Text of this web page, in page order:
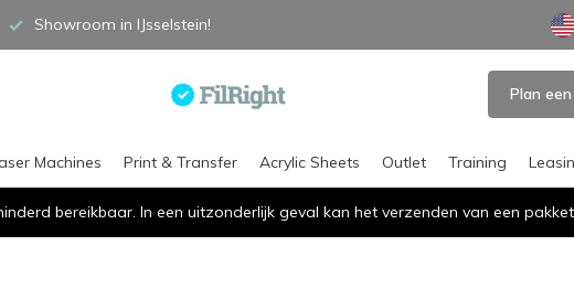
Showroom in IJsselstein!
Plan
Machines Print & Transfer Acrylic Sheets Outlet Training
bereikbaar. In een uitzonderlijk geval kan het verzenden van een